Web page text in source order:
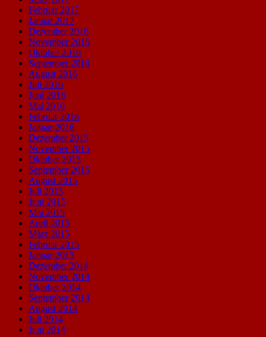
Februar 2017
Januar 2017
Dezember 2016
November 2016
Oktober 2016
September 2016
August 2016
Juli 2016
Juni 2016
Mai 2016
Februar 2016
Januar 2016
Dezember 2015
November 2015
Oktober 2015
September 2015
August 2015
Juli 2015
Juni 2015
Mai 2015
April 2015
März 2015
Februar 2015
Januar 2015
Dezember 2014
November 2014
Oktober 2014
September 2014
August 2014
Juli 2014
Juni 2014